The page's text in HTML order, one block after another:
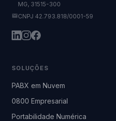
MG, 31515-300
CNPJ 42.793.818/0001-59
SOLUÇÕES
PABX em Nuvem
0800 Empresarial
Portabilidade Numérica